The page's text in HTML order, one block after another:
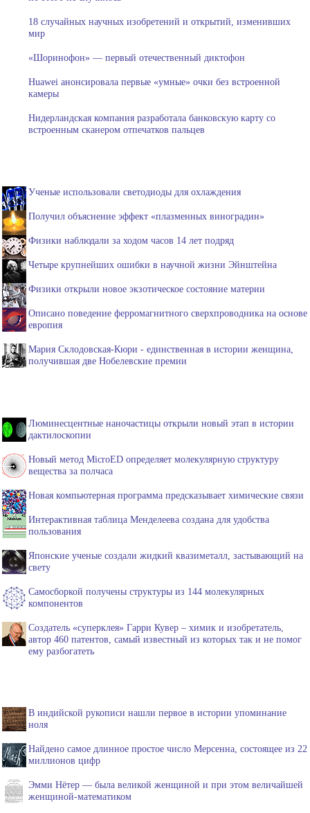
18 случайных научных изобретений и открытий, изменивших
мир
«Шоринофон» — первый отечественный диктофон
Huawei анонсировала первые «умные» очки без встроенной
камеры
Нидерландская компания разработала банковскую карту со
встроенным сканером отпечатков пальцев
Ученые использовали светодиоды для охлаждения
Получил объяснение эффект «плазменных виноградин»
Физики наблюдали за ходом часов 14 лет подряд
Четыре крупнейших ошибки в научной жизни Эйнштейна
Физики открыли новое экзотическое состояние материи
Описано поведение ферромагнитного сверхпроводника на основе
европия
Мария Склодовская-Кюри - единственная в истории женщина,
получившая две Нобелевские премии
Люминесцентные наночастицы открыли новый этап в истории
дактилоскопии
Новый метод MicroED определяет молекулярную структуру
вещества за полчаса
Новая компьютерная программа предсказывает химические связи
Интерактивная таблица Менделеева создана для удобства
пользования
Японские ученые создали жидкий квазиметалл, застывающий на
свету
Самосборкой получены структуры из 144 молекулярных
компонентов
Создатель «суперклея» Гарри Кувер – химик и изобретатель,
автор 460 патентов, самый известный из которых так и не помог
ему разбогатеть
В индийской рукописи нашли первое в истории упоминание
ноля
Найдено самое длинное простое число Мерсенна, состоящее из 22
миллионов цифр
Эмми Нётер — была великой женщиной и при этом величайшей
женщиной-математиком